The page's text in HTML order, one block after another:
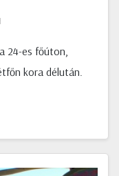
24-es főúton,
kora délután.